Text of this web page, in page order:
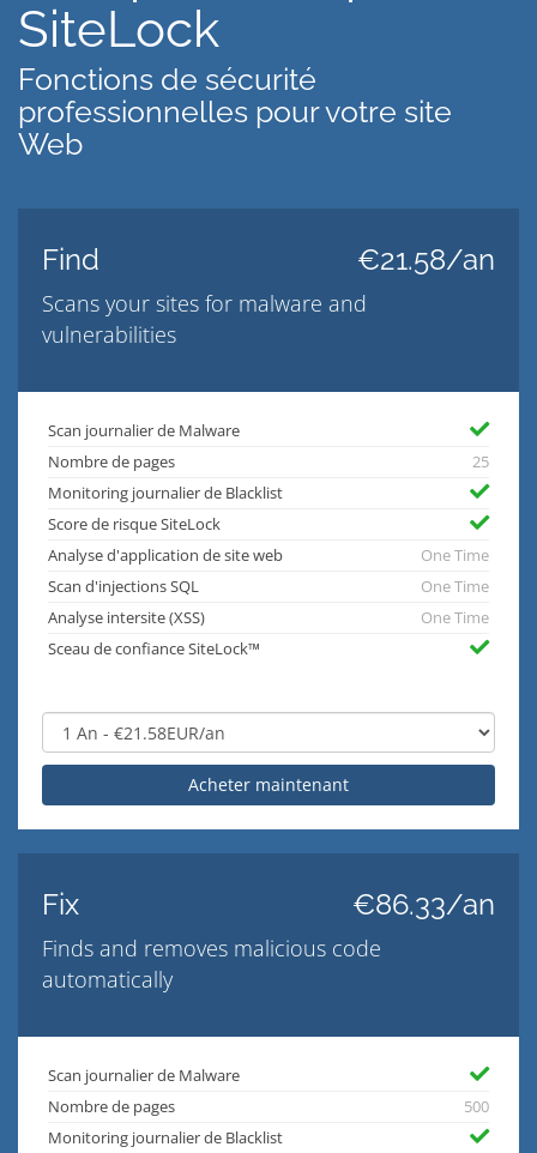
SiteLock
Fonctions de sécurité
professionnelles pour votre site
Web
Find €21.58/an
Scans your sites for malware and
vulnerabilities
Scan journalier de Malware
Nombre de pages
25
Monitoring journalier de Blacklist
Score de risque SiteLock
Analyse d'application de site web
One Time
Scan d'injections SQL
One Time
Analyse intersite (XSS)
One Time
Sceau de confiance SiteLock™
Acheter maintenant
Fix €86.33/an
Finds and removes malicious code
automatically
Scan journalier de Malware
Nombre de pages
500
Monitoring journalier de Blacklist